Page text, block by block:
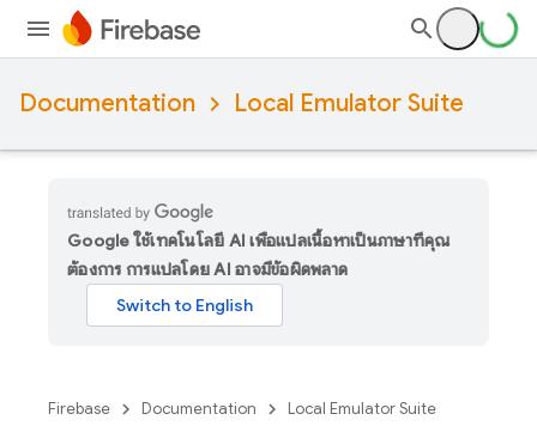
Documentation Local Emulator Suite
Google ใช้เทคโนโลยี AI เพื่อแปลเนื้อหาเป็นภาษาที่คุณ
ต้องการ การแปลโดย AI อาจมีข้อผิดพลาด
Firebase Documentation
Local Emulator Suite